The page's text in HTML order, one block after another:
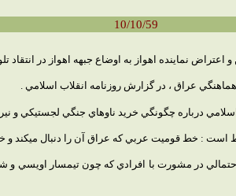
10/10/59
عراق ، در گزارش روزنامه انقلاب اسلامي .
درباره چگونگي خريد ناوهاي جنگي لجستيكي و
: خط قوميت عربي كه عراق آن را دنبال ميكند و
در مشورت با افرادي كه چون تيمسار اويسي و